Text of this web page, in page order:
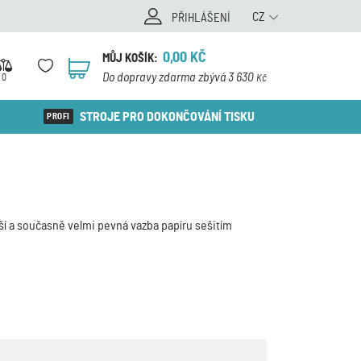
PŘIHLÁŠENÍ CZ
0
0
MŮJ KOŠÍK: 0,00 KČ
Do dopravy zdarma zbývá 3 630 Kč
STROJE PRO DOKONČOVÁNÍ TISKU
a současně velmi pevná vazba papíru sešitím